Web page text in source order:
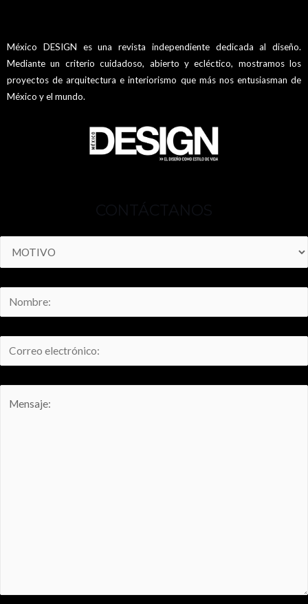
México DESIGN es una revista independiente dedicada al diseño.
Mediante un criterio cuidadoso, abierto y ecléctico, mostramos los
proyectos de arquitectura e interiorismo que más nos entusiasman de
México y el mundo.
CONTÁCTANOS